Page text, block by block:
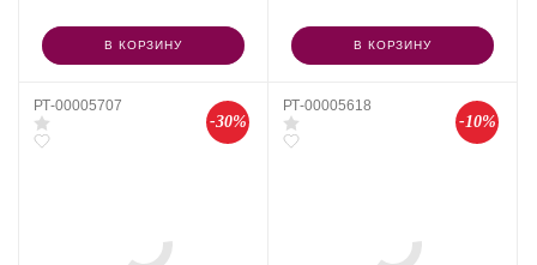
В КОРЗИНУ В КОРЗИНУ
РТ-00005707
-30%
РТ-00005618
-10%